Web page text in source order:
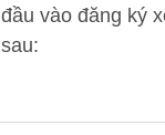
đầu vào đăng ký
sau: